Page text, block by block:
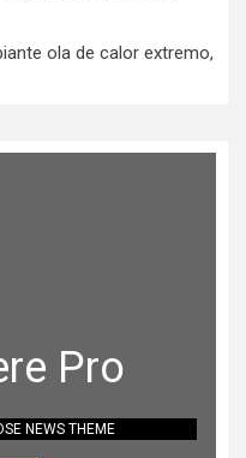
ola de calor extremo,
Pro
NEWS THEME